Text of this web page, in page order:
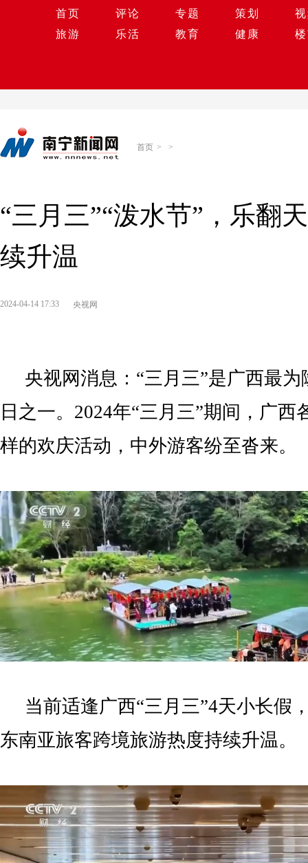
首页 评论 专题 策划
旅游
乐活 教育 健康
首页 > >
“三月三”“泼水节”，乐翻
续升温
2024-04-14 17:33 央视网
央视网消息：“三月三”是广西最
日之一。2024年“三月三”期间，广西
样的欢庆活动，中外游客纷至沓来。
当前适逢广西“三月三”4天小长假
东南亚旅客跨境旅游热度持续升温。